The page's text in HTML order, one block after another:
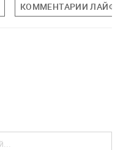
КОММЕНТАРИИ ЛАЙФУ